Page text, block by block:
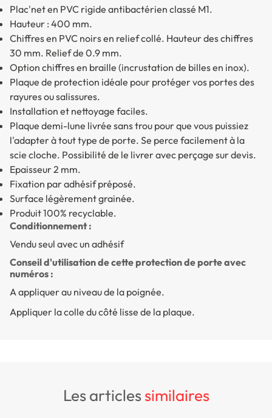
Plac'net en PVC rigide antibactérien classé M1.
Hauteur : 400 mm.
Chiffres en PVC noirs en relief collé. Hauteur des chiffres
30 mm. Relief de 0.9 mm.
Option chiffres en braille (incrustation de billes en inox).
Plaque de protection idéale pour protéger vos portes des
rayures ou salissures.
Installation et nettoyage faciles.
Plaque demi-lune livrée sans trou pour que vous puissiez
l'adapter à tout type de porte. Se perce facilement à la
scie cloche. Possibilité de le livrer avec perçage sur devis.
Epaisseur 2 mm.
Fixation par adhésif préposé.
Surface légèrement grainée.
Produit 100% recyclable.
Conditionnement :
Vendu seul avec un adhésif
Conseil d'utilisation de cette protection de porte avec
numéros :
A appliquer au niveau de la poignée.
Appliquer la colle du côté lisse de la plaque.
les articlessimilaires